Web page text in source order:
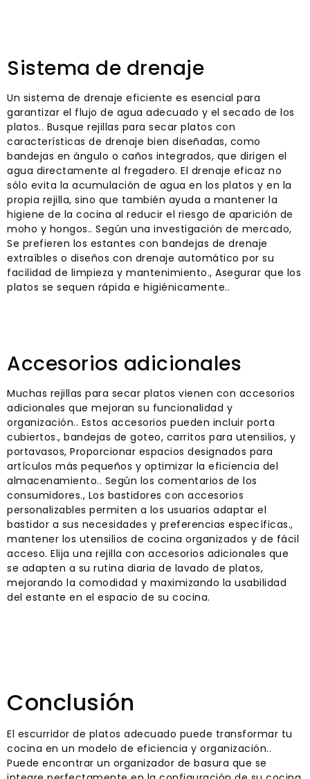
Sistema de drenaje
Un sistema de drenaje eficiente es esencial para
garantizar el flujo de agua adecuado y el secado de los
platos.. Busque rejillas para secar platos con
características de drenaje bien diseñadas, como
bandejas en ángulo o caños integrados, que dirigen el
agua directamente al fregadero. El drenaje eficaz no
sólo evita la acumulación de agua en los platos y en la
propia rejilla, sino que también ayuda a mantener la
higiene de la cocina al reducir el riesgo de aparición de
moho y hongos.. Según una investigación de mercado,
Se prefieren los estantes con bandejas de drenaje
extraíbles o diseños con drenaje automático por su
facilidad de limpieza y mantenimiento., Asegurar que los
platos se sequen rápida e higiénicamente..
Accesorios adicionales
Muchas rejillas para secar platos vienen con accesorios
adicionales que mejoran su funcionalidad y
organización.. Estos accesorios pueden incluir porta
cubiertos., bandejas de goteo, carritos para utensilios, y
portavasos, Proporcionar espacios designados para
artículos más pequeños y optimizar la eficiencia del
almacenamiento.. Según los comentarios de los
consumidores., Los bastidores con accesorios
personalizables permiten a los usuarios adaptar el
bastidor a sus necesidades y preferencias específicas.,
mantener los utensilios de cocina organizados y de fácil
acceso. Elija una rejilla con accesorios adicionales que
se adapten a su rutina diaria de lavado de platos,
mejorando la comodidad y maximizando la usabilidad
del estante en el espacio de su cocina.
Conclusión
El escurridor de platos adecuado puede transformar tu
cocina en un modelo de eficiencia y organización..
Puede encontrar un organizador de basura que se